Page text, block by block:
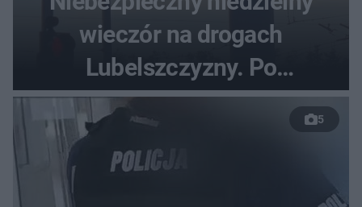
wieczór na drogach
Lubelszczyzny. Po
nieudanym manewrze
wyprzedzania zginął
kierowca auta
5